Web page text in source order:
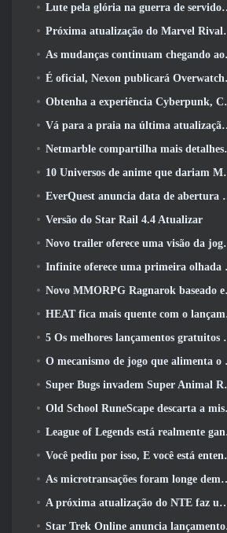
Lute pela glória na guerra de servidores do Lineage II
Próxima atualização do Marvel Rivals leva a luta até os deuses
As mudanças continuam chegando ao RuneScape. Desta vez é a habitação do jogador
É oficial, Nexon publicará Overwatch na Coreia do Sul daqui para frente
Obtenha a experiência Cyberpunk, Completo com ciberpsicose, No próximo evento de crossover do Apex Legends
Vá para a praia na última atualização de Palia
Netmarble compartilha mais detalhes sobre o próximo jogo de nivelamento solo, Nivelamento Solo: KARMA na Anime Expo
10 Universos de anime que dariam MMOs incríveis
EverQuest anuncia data de abertura do segundo 2026 Servidor de expansão bloqueado por tempo
Versão do Star Rail 4.4 Atualizar
Novo trailer oferece uma visão da jogabilidade no Silver Palace
Infinite oferece uma primeira olhada no herói parecido com uma sereia chegando no SS13: Pós-luz
Novo MMORPG Ragnarok baseado em navegador, Anunciado o Universo Ragnarok
HEAT fica mais quente com o lançamento de um novo mapa do deserto
5 Os melhores lançamentos gratuitos para jogar 2025, Ainda vale a pena jogar 2026?
O mecanismo de jogo que alimenta o universo de fragmentos únicos do Eve Online agora é de código aberto
Super Bugs invadem Super Animal Royale na atualização ‘Super Natural’
Old School RuneScape descarta a missão do Grande Mestre ‘The Blood Moon Rises’, Encerrando uma missão de 20 anos
League of Legends está realmente ganhando um modo clássico
Você pediu por isso, E você está entendendo. Guildas agora estão disponíveis em Eterspire
As microtransações foram longe demais em jogos gratuitos?
A próxima atualização do NTE faz uma pequena viagem paralela a um jogo de mesa de fantasia
Star Trek Online anuncia lançamento da próxima temporada “Undiscovered”